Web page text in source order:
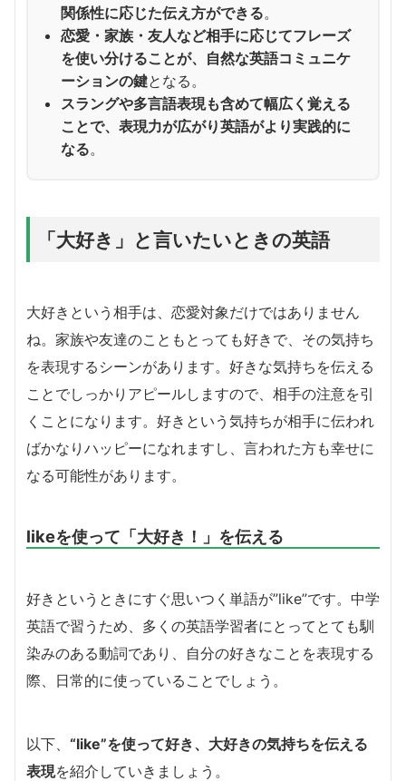
関係性に応じた伝え方ができる。
恋愛・家族・友人など相手に応じてフレーズ
を使い分けることが、自然な英語コミュニケ
ーションの鍵となる。
スラングや多言語表現も含めて幅広く覚える
ことで、表現力が広がり英語がより実践的に
なる。
「大好き」と言いたいときの英語
大好きという相手は、恋愛対象だけではありません
ね。家族や友達のこともとっても好きで、その気持ち
を表現するシーンがあります。好きな気持ちを伝える
ことでしっかりアピールしますので、相手の注意を引
くことになります。好きという気持ちが相手に伝われ
ばかなりハッピーになれますし、言われた方も幸せに
なる可能性があります。
likeを使って「大好き！」を伝える
好きというときにすぐ思いつく単語が”like”です。中学
英語で習うため、多くの英語学習者にとってとても馴
染みのある動詞であり、自分の好きなことを表現する
際、日常的に使っていることでしょう。
以下、 “like”を使って好き、大好きの気持ちを伝える
表現を紹介していきましょう。